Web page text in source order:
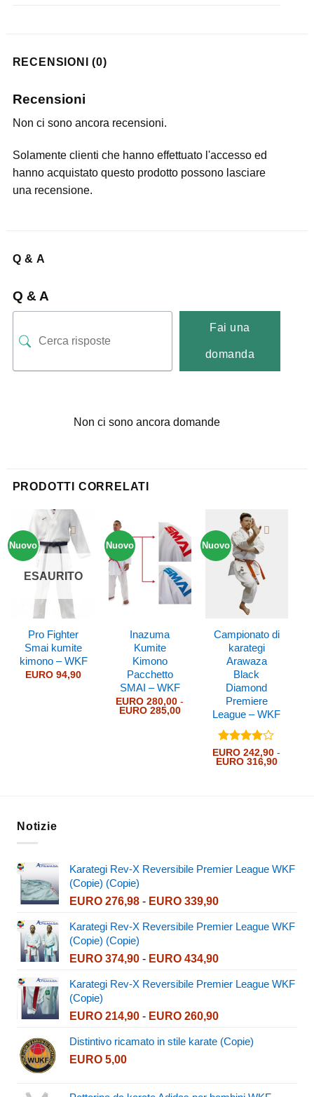
RECENSIONI (0)
Recensioni
Non ci sono ancora recensioni.
Solamente clienti che hanno effettuato l'accesso ed
hanno acquistato questo prodotto possono lasciare
una recensione.
Q & A
Q & A
Fai una
domanda
Non ci sono ancora domande
PRODOTTI CORRELATI
Nuovo
ESAURITO
Pro Fighter
Smai kumite
kimono – WKF
EURO 94,90
Nuovo
Inazuma
Kumite
Kimono
Pacchetto
SMAI – WKF
EURO 280,00 -
EURO285,00Fascia
EURO 280,00
EURO 285,00
Nuovo
Campionato di
karategi
Arawaza
Black
Diamond
Premiere
League – WKF
Valutato
4su 5
EURO 242,90 -
EURO316,90Fascia
Notizie
Karategi Rev-X Reversibile Premier League WKF
(Copie) (Copie)
EURO276,98 - EURO339,90Fascia
prezzo:
EURO 276,98
EURO 339,90
Karategi Rev-X Reversibile Premier League WKF
(Copie) (Copie)
EURO374,90 - EURO434,90Fascia
prezzo:
EURO 374,90
EURO 434,90
Karategi Rev-X Reversibile Premier League WKF
(Copie)
EURO214,90 - EURO260,90Fascia
prezzo:
Distintivo ricamato in stile karate (Copie)
EURO5,00